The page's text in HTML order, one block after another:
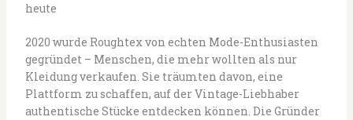
heute
2020 wurde Roughtex von echten Mode-Enthusiasten
gegründet – Menschen, die mehr wollten als nur
Kleidung verkaufen. Sie träumten davon, eine
Plattform zu schaffen, auf der Vintage-Liebhaber
authentische Stücke entdecken können. Die Gründer